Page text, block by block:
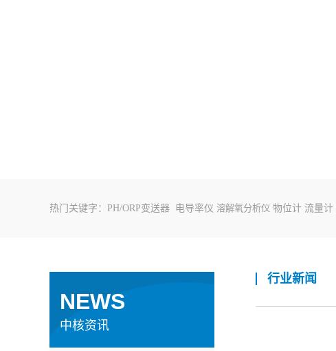
热门关键字： PH/ORP变送器 电导率仪 溶解氧分析仪 物位计 流量计
NEWS
中核资讯
行业新闻